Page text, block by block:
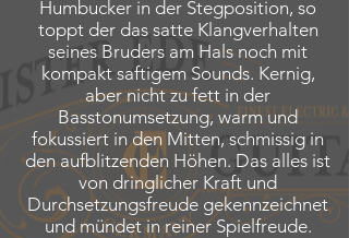
Humbucker in der Stegposition, so
toppt der das satte Klangverhalten
seines Bruders am Hals noch mit
kompakt saftigem Sounds. Kernig,
aber nicht zu fett in der
Basstonumsetzung, warm und
fokussiert in den Mitten, schmissig in
den aufblitzenden Höhen. Das alles ist
von dringlicher Kraft und
Durchsetzungsfreude gekennzeichnet
und mündet in reiner Spielfreude.